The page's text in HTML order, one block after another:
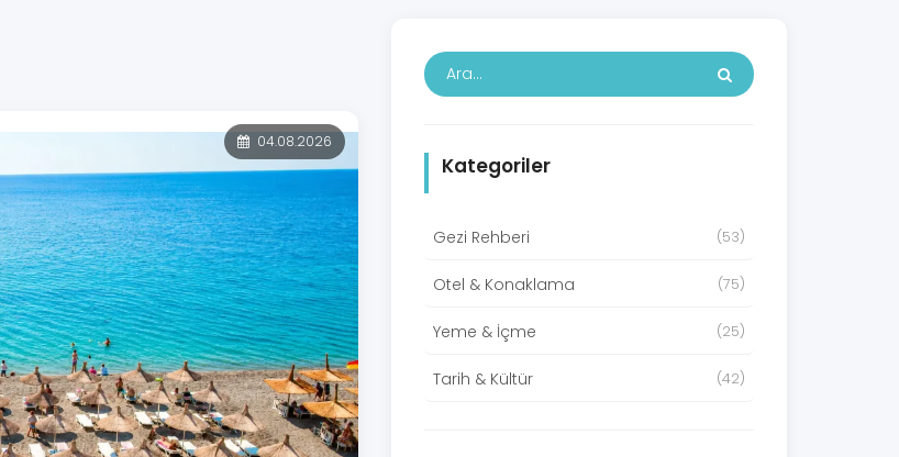
04.08.2026
Kategoriler
Gezi Rehberi (53)
Otel & Konaklama (75)
Yeme & İçme (25)
Tarih & Kültür (42)